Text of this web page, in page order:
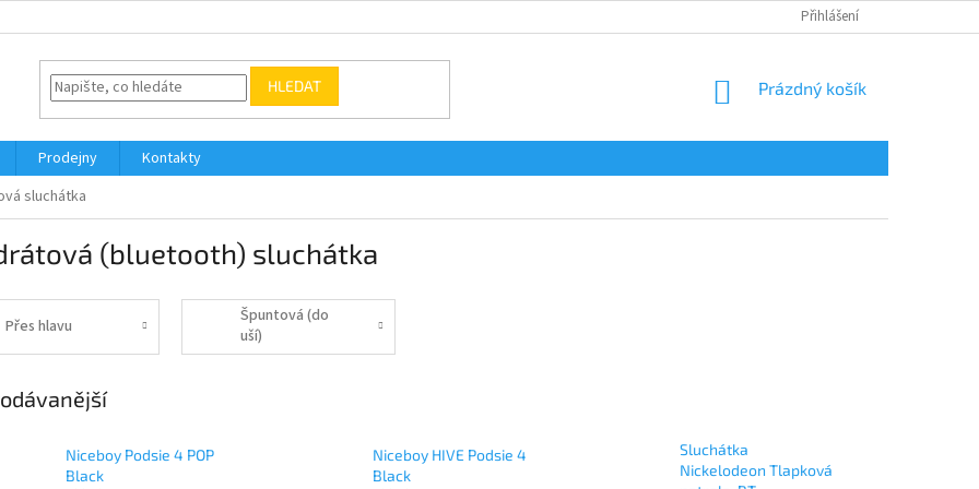
Přihlášení
HLEDAT
NÁKUPNÍ
Prázdný košík
Prodejny
Kontakty
sluchátka
(bluetooth) sluchátka
Přes hlavu
Špuntová (do
uší)
Niceboy Podsie 4 POP
Black
Niceboy HIVE Podsie 4
Black
Sluchátka
Nickelodeon Tlapková